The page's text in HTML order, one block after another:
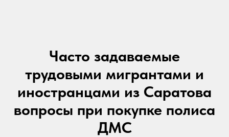
Часто задаваемые
трудовыми мигрантами и
иностранцами из Саратова
вопросы при покупке полиса
ДМС